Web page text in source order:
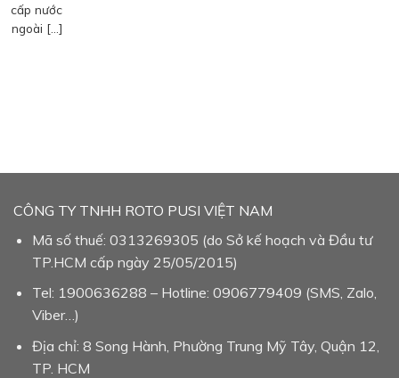
cấp nước
ngoài […]
CÔNG TY TNHH ROTO PUSI VIỆT NAM
Mã số thuế: 0313269305 (do Sở kế hoạch và Đầu tư
TP.HCM cấp ngày 25/05/2015)
Tel: 1900636288 – Hotline: 0906779409 (SMS, Zalo,
Viber…)
Địa chỉ: 8 Song Hành, Phường Trung Mỹ Tây, Quận 12,
TP. HCM